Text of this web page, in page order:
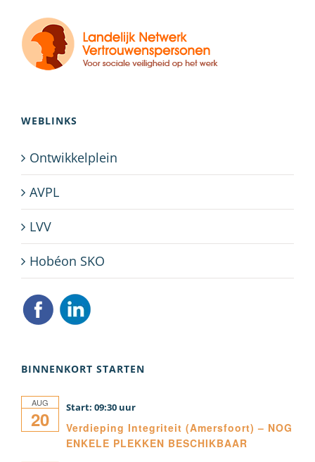
WEBLINKS
Ontwikkelplein
AVPL
LVV
Hobéon SKO
BINNENKORT STARTEN
AUG
20 09:30
Verdieping Integriteit (Amersfoort) – NOG
ENKELE PLEKKEN BESCHIKBAAR